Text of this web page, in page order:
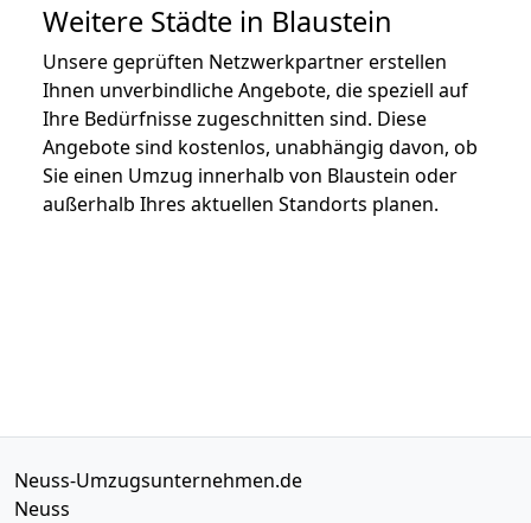
Weitere Städte in Blaustein
Unsere geprüften Netzwerkpartner erstellen
Ihnen unverbindliche Angebote, die speziell auf
Ihre Bedürfnisse zugeschnitten sind. Diese
Angebote sind kostenlos, unabhängig davon, ob
Sie einen Umzug innerhalb von Blaustein oder
außerhalb Ihres aktuellen Standorts planen.
Neuss-Umzugsunternehmen.de
Neuss